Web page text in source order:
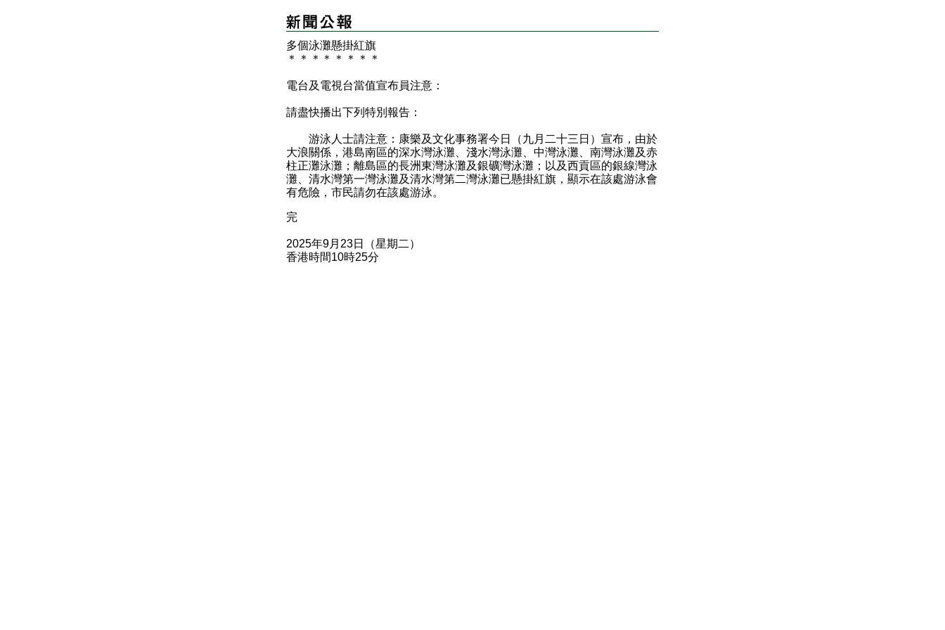
多個泳灘懸掛紅旗
＊
＊ ＊ ＊ ＊ ＊ ＊ ＊
電台及電視台當值宣布員注意：
請盡快播出下列特別報告：
游泳人士請注意：康樂及文化事務署今日（九月二十三日）宣布，由於
大浪關係，港島南區的深水灣泳灘、淺水灣泳灘、中灣泳灘、南灣泳灘及赤
柱正灘泳灘；離島區的長洲東灣泳灘及銀礦灣泳灘；以及西貢區的銀線灣泳
灘、清水灣第一灣泳灘及清水灣第二灣泳灘已懸掛紅旗，顯示在該處游泳會
有危險，市民請勿在該處游泳。
完
2025年9月23日（星期二）
香港時間10時25分